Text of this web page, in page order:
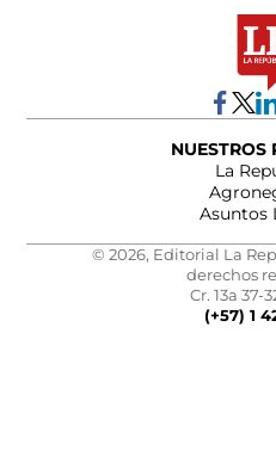
NUESTROS
La
Asuntos
© 2026, Editorial La
derechos
Cr. 13a 37-
(+57) 1